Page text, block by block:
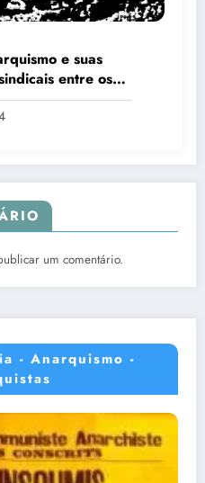
e suas
entre os
– Brasil
um comentário.
- Anarquismo -